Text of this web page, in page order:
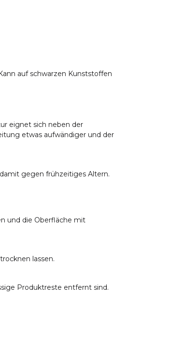
auf schwarzen Kunststoffen
eignet sich neben der
etwas aufwändiger und der
gegen frühzeitiges Altern.
und die Oberfläche mit
lassen.
Produktreste entfernt sind.